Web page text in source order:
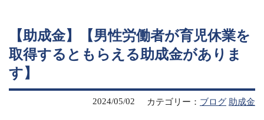
【助成金】【男性労働者が育児休業を
取得するともらえる助成金がありま
す】
カテゴリー： ブログ 助成金
2024/05/02